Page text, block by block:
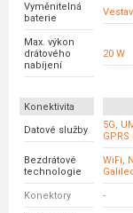
Vyměnitelná
baterie
Max. výkon
drátového
nabíjení
20 W
Konektivita
Datové služby
5G,
GPRS
Bezdrátové
technologie
WiFi,
Konektory -